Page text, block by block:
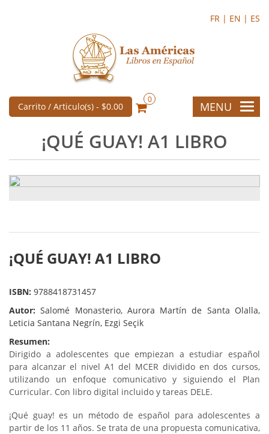
FR | EN | ES
Carrito / Articulo(s) - $0.00
0
MENU
¡QUÉ GUAY! A1 LIBRO
¡QUÉ GUAY! A1 LIBRO
ISBN: 9788418731457
Autor:Salomé Monasterio, Aurora Martín de Santa Olalla,
Leticia Santana Negrín, Ezgi Seçik
Resumen:
Dirigido a adolescentes que empiezan a estudiar español
para alcanzar el nivel A1 del MCER dividido en dos cursos,
utilizando un enfoque comunicativo y siguiendo el Plan
Curricular. Con libro digital incluido y tareas DELE.
¡Qué guay! es un método de español para adolescentes a
partir de los 11 años. Se trata de una propuesta comunicativa,